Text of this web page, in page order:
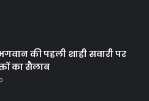
की पहली शाही सवारी पर
का सैलाब